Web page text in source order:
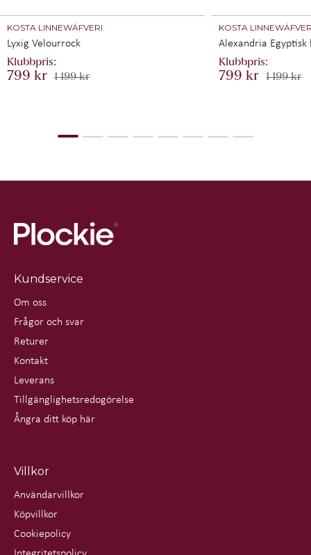
Lyxig Velourrock
KOSTA LINNEWÄFVERI
799 kr 1 199 kr
Alexandria
KOSTA
799 kr 1 199 kr
Kundservice
Om oss
Frågor och svar
Returer
Kontakt
Leverans
Tillgänglighetsredogörelse
Ångra ditt köp här
Villkor
Användarvillkor
Köpvillkor
Cookiepolicy
Integritetspolicy